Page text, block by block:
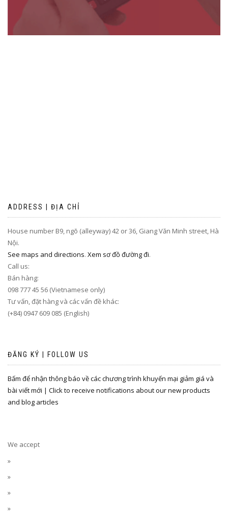
ADDRESS | ĐỊA CHỈ
House number B9, ngõ (alleyway) 42 or 36, Giang Văn Minh street, Hà
Nội.
See maps and directions. Xem sơ đồ đường đi.
Call us:
Bán hàng:
098 777 45 56 (Vietnamese only)
Tư vấn, đặt hàng và các vấn đề khác:
(+84) 0947 609 085 (English)
ĐĂNG KÝ | FOLLOW US
Bấm để nhận thông báo về các chương trình khuyến mại giảm giá và
bài viết mới | Click to receive notifications about our new products
and blog articles
We accept